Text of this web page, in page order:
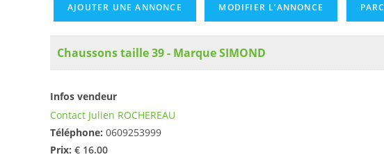
AJOUTER UNE ANNONCE MODIFIER L’ANNONCE
Chaussons taille 39 - Marque SIMOND
Infos vendeur
Contact Julien ROCHEREAU
Téléphone: 0609253999
Prix: € 16.00